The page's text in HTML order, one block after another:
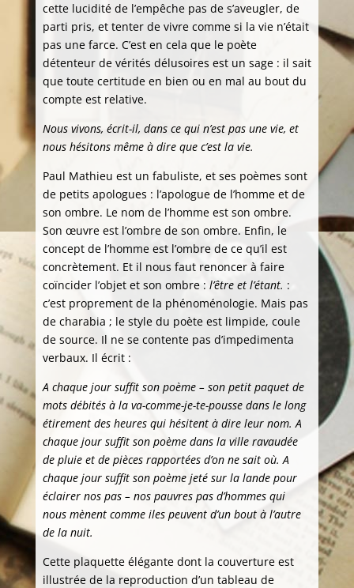
cette lucidité de l’empêche pas de s’aveugler, de
parti pris, et tenter de vivre comme si la vie n’était
pas une farce. C’est en cela que le poète
détenteur de vérités délusoires est un sage : il sait
que toute certitude en bien ou en mal au bout du
compte est relative.
Nousvivons, écrit-il, dans ce qui n’est pas une vie, et
nous hésitons même à dire que c’est la vie.
Paul Mathieu est un fabuliste, et ses poèmes sont
de petits apologues : l’apologue de l’homme et de
son ombre. Le nom de l’homme est son ombre.
Son œuvre est l’ombre de son ombre. Enfin, le
concept de l’homme est l’ombre de ce qu’il est
concrètement. Et il nous faut renoncer à faire
coïncider l’objet et son ombre : l’être et l’étant. :
c’est proprement de la phénoménologie. Mais pas
de charabia ; le style du poète est limpide, coule
de source. Il ne se contente pas d’impedimenta
verbaux. Il écrit :
A chaque jour suffit son poème – son petit paquet de
mots débités à la va-comme-je-te-pousse dans le long
étirement des heures qui hésitent à dire leur nom. A
chaque jour suffit son poème dans la ville ravaudée
de pluie et de pièces rapportées d’on ne sait où. A
chaque jour suffit son poème jeté sur la lande pour
éclairer nos pas – nos pauvres pas d’hommes qui
nous mènent comme iles peuvent d’un bout à l’autre
de la nuit.
Cette plaquette élégante dont la couverture est
illustrée de la reproduction d’un tableau de